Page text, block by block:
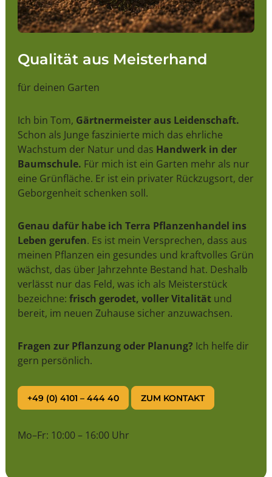
Qualität aus Meisterhand
für deinen Garten
Ich bin Tom, Gärtnermeister aus Leidenschaft.
Schon als Junge faszinierte mich das ehrliche
Wachstum der Natur und das Handwerk in der
Baumschule. Für mich ist ein Garten mehr als nur
eine Grünfläche. Er ist ein privater Rückzugsort, der
Geborgenheit schenken soll.
Genau dafür habe ich Terra Pflanzenhandel ins
Leben gerufen. Es ist mein Versprechen, dass aus
meinen Pflanzen ein gesundes und kraftvolles Grün
wächst, das über Jahrzehnte Bestand hat. Deshalb
verlässt nur das Feld, was ich als Meisterstück
bezeichne: frisch gerodet, voller Vitalitätund
bereit, im neuen Zuhause sicher anzuwachsen.
Fragen zur Pflanzung oder Planung? Ich helfe dir
gern persönlich.
+49 (0) 4101 – 444 40 ZUM KONTAKT
Mo–Fr: 10:00 – 16:00 Uhr